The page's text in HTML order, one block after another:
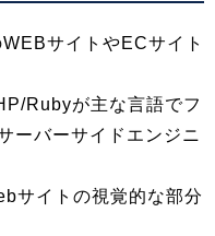
サイトやECサイト
Rubyが主な言語でフ
ーバーサイドエンジニ
サイトの視覚的な部分